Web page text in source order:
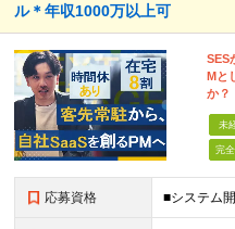
発（PM・PL）／組込系・IoT（PM
ト関連職／副業OK
ル＊年収1000万以上可
SES
Mと
か？
未
完
応募資格